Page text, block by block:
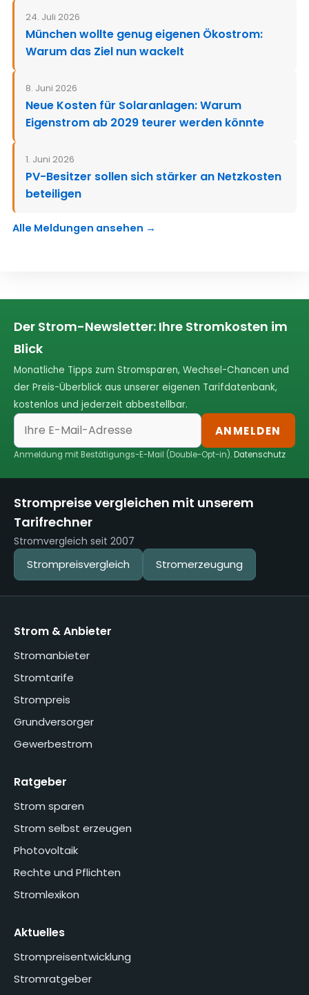
24. Juli 2026
München wollte genug eigenen Ökostrom:
Warum das Ziel nun wackelt
8. Juni 2026
Neue Kosten für Solaranlagen: Warum
Eigenstrom ab 2029 teurer werden könnte
1. Juni 2026
PV-Besitzer sollen sich stärker an Netzkosten
beteiligen
Alle Meldungen ansehen →
Der Strom-Newsletter: Ihre Stromkosten im
Blick
Monatliche Tipps zum Stromsparen, Wechsel-Chancen und
der Preis-Überblick aus unserer eigenen Tarifdatenbank,
kostenlos und jederzeit abbestellbar.
ANMELDEN
Anmeldung mit Bestätigungs-E-Mail (Double-Opt-in).Datenschutz
Strompreise vergleichen mit unserem
Tarifrechner
Stromvergleich seit 2007
Strompreisvergleich Stromerzeugung
Strom & Anbieter
Stromanbieter
Stromtarife
Strompreis
Grundversorger
Gewerbestrom
Ratgeber
Strom sparen
Strom selbst erzeugen
Photovoltaik
Rechte und Pflichten
Stromlexikon
Aktuelles
Strompreisentwicklung
Stromratgeber